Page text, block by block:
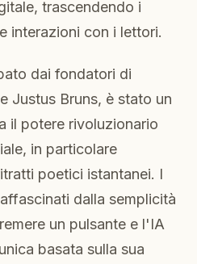
trascendendo i
interazioni con i lettori.
dai fondatori di
Justus Bruns, è stato un
il potere rivoluzionario
in particolare
poetici istantanei. I
dalla semplicità
un pulsante e l'IA
basata sulla sua